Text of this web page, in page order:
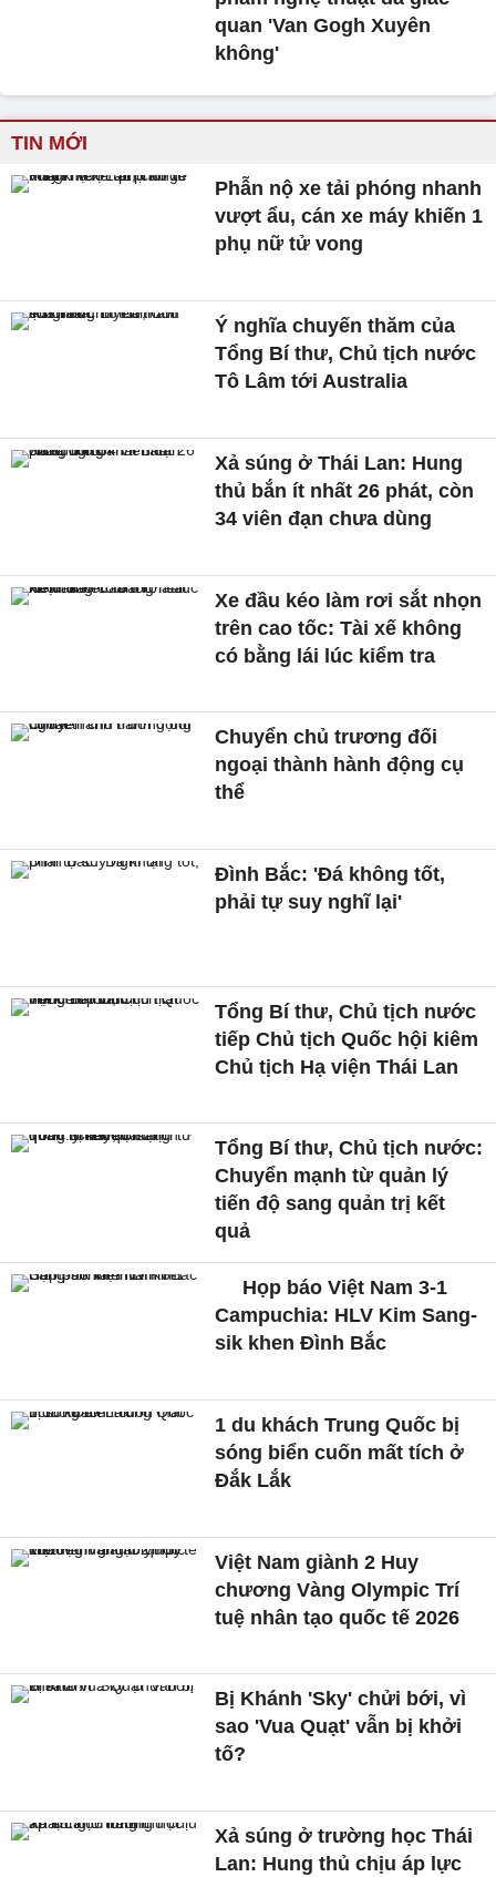
quan 'Van Gogh Xuyên
không'
TIN MỚI
Phẫn nộ xe tải phóng nhanh
vượt ẩu, cán xe máy khiến 1
phụ nữ tử vong
Ý nghĩa chuyến thăm của
Tổng Bí thư, Chủ tịch nước
Tô Lâm tới Australia
Xả súng ở Thái Lan: Hung
thủ bắn ít nhất 26 phát, còn
34 viên đạn chưa dùng
Xe đầu kéo làm rơi sắt nhọn
trên cao tốc: Tài xế không
có bằng lái lúc kiểm tra
Chuyển chủ trương đối
ngoại thành hành động cụ
thể
Đình Bắc: 'Đá không tốt,
phải tự suy nghĩ lại'
Tổng Bí thư, Chủ tịch nước
tiếp Chủ tịch Quốc hội kiêm
Chủ tịch Hạ viện Thái Lan
Tổng Bí thư, Chủ tịch nước:
Chuyển mạnh từ quản lý
tiến độ sang quản trị kết
quả
Họp báo Việt Nam 3-1
Campuchia: HLV Kim Sang-
sik khen Đình Bắc
1 du khách Trung Quốc bị
sóng biển cuốn mất tích ở
Đắk Lắk
Việt Nam giành 2 Huy
chương Vàng Olympic Trí
tuệ nhân tạo quốc tế 2026
Bị Khánh 'Sky' chửi bới, vì
sao 'Vua Quạt' vẫn bị khởi
tố?
Xả súng ở trường học Thái
Lan: Hung thủ chịu áp lực